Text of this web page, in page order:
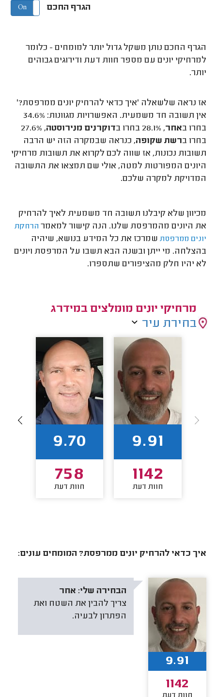
הגרף החכם On Off
הגרף החכם נותן משקל גדול יותר למומחים - כלומר
למרחיקי יונים עם מספר חוות דעת ודירוגים גבוהים
יותר.
אז נראה שלשאלה 'איך כדאי להרחיק יונים ממרפסת?'
אין תשובה חד משמעית. האפשרויות מגוונות: 34.6%
בחרו באחר, 28.1% בחרו ב דוקרנים מנירוסטה , 27.6%
בחרו ברשת שקופה, כנראה שבמקרה הזה יש הרבה
תשובות נכונות, אז שווה לכם לקרוא את תשובות מרחיקי
היונים המפורטות למטה, אולי שם תמצאו את התשובה
המדויקת למקרה שלכם.
מכיוון שלא קיבלנו תשובה חד משמעית לאיך להרחיק
את היונים מהמרפסת שלנו. הנה קישור למאמר הרחקת
יונים ממרפסת שמרכז את כל המידע בנושא, שיהיה
בהצלחה. מי ייתן ובשנה הבא תשבו על המרפסת ויונים
לא יהיו חלק מהציפורים שתספרו.
מרחיקי יונים מומלצים במידרג
בחירת עיר
9.91
1142
חוות דעת
9.70
758
חוות דעת
איך כדאי להרחיק יונים ממרפסת? המומחים עונים:
הבחירה שלי: אחר
צריך להבין את השטח ואת
הפתרון לבעיה.
9.91
1142